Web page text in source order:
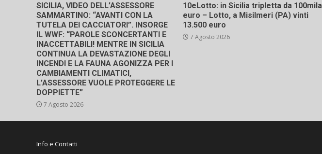
SICILIA, VIDEO DELL’ASSESSORE
SAMMARTINO: “AVANTI CON LA
TUTELA DEI CACCIATORI”. INSORGE
IL WWF: “PAROLE SCONCERTANTI E
INACCETTABILI! MENTRE IN SICILIA
CONTINUA LA DEVASTAZIONE DEGLI
INCENDI E LA FAUNA AGONIZZA PER I
CAMBIAMENTI CLIMATICI,
L’ASSESSORE VUOLE PROTEGGERE LE
DOPPIETTE”
7 Agosto 2026
10eLotto: in Sicilia tripletta da 100mila
euro – Lotto, a Misilmeri (PA) vinti
13.500 euro
7 Agosto 2026
Info e Contatti